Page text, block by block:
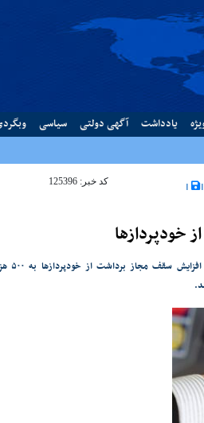
یادداشت آگهی دولتی سیاسی
| کد خبر: 125396
خودپردازها
با